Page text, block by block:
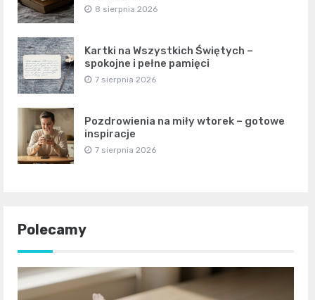
8 sierpnia 2026
Kartki na Wszystkich Świętych –
spokojne i pełne pamięci
7 sierpnia 2026
Pozdrowienia na miły wtorek – gotowe
inspiracje
7 sierpnia 2026
Polecamy